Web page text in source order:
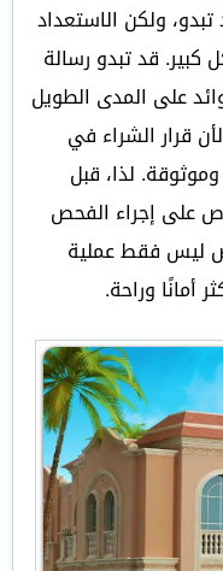
ولكن الاستعداد
قد تبدو رسالة
على المدى الطويل
قرار الشراء في
لذا، قبل
على إجراء الفحص
ليس فقط عملية
أمانًا وراحة.